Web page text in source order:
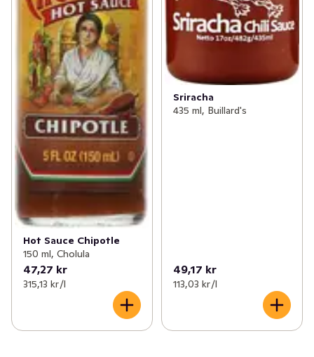
Hot Sauce Chipotle
150 ml, Cholula
47,27 kr
315,13 kr /l
Sriracha
435 ml, Buillard's
49,17 kr
113,03 kr /l